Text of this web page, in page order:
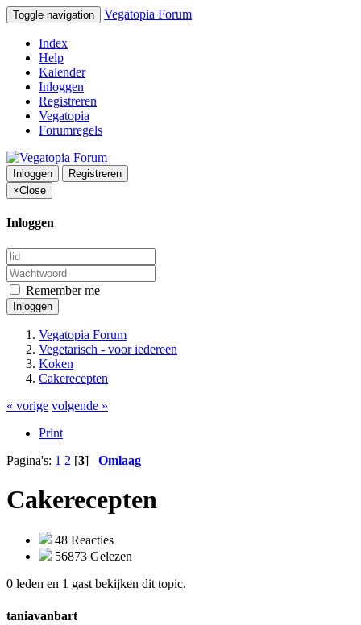
Toggle navigation Vegatopia Forum
Index
Help
Kalender
Inloggen
Registreren
Vegatopia
Forumregels
Inloggen
Registreren
×Close
Inloggen
Remember me
Inloggen
Vegatopia Forum
Vegetarisch - voor iedereen
Koken
Cakerecepten
« vorige volgende »
Print
Pagina's: 1 2 [3] Omlaag
Cakerecepten
48 Reacties
56873 Gelezen
0 leden en 1 gast bekijken dit topic.
taniavanbart